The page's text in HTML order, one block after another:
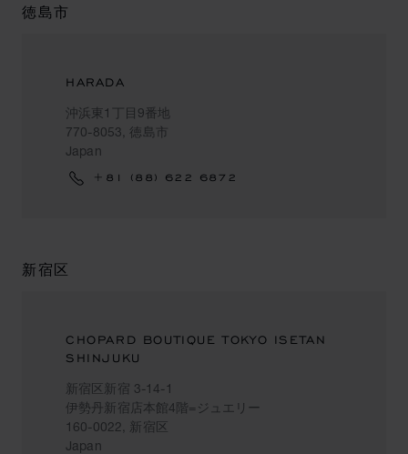
徳島市
HARADA
沖浜東1丁目9番地
770-8053, 徳島市
Japan
+81 (88) 622 6872
新宿区
CHOPARD BOUTIQUE TOKYO ISETAN
SHINJUKU
新宿区新宿 3-14-1
伊勢丹新宿店本館4階=ジュエリー
160-0022, 新宿区
Japan